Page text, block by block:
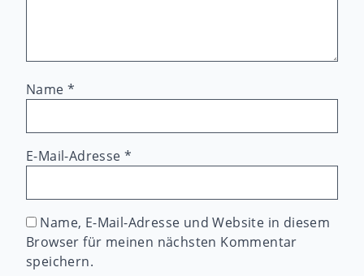
Name *
E-Mail-Adresse*
Name, E-Mail-Adresse und Website in diesem
Browser für meinen nächsten Kommentar
speichern.